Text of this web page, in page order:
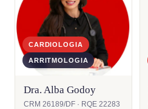
CARDIOLOGIA
ARRITMOLOGIA
Dra. Alba Godoy
CRM 26189/DF · RQE 22283